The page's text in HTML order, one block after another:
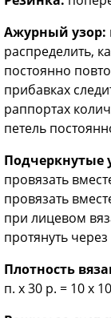
Ажурный узор:
распределить,
постоянно
прибавках
раппортах
петель
Подчеркнутые
провязать
провязать
при лицевом
протянуть
Плотность
п. х 30 р. = 10 х